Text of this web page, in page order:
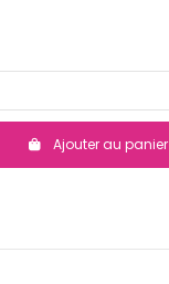
Ajouter au panier